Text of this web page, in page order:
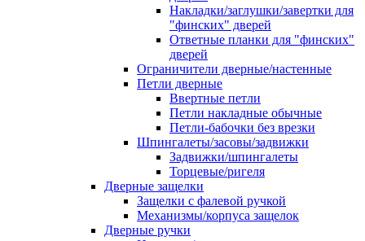
Накладки/заглушки/завертки для
"финских" дверей
Ответные планки для "финских"
дверей
Ограничители дверные/настенные
Петли дверные
Ввертные петли
Петли накладные обычные
Петли-бабочки без врезки
Шпингалеты/засовы/задвижки
Задвижки/шпингалеты
Торцевые/ригеля
Дверные защелки
Защелки с фалевой ручкой
Механизмы/корпуса защелок
Дверные ручки